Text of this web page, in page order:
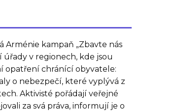
Arménie kampaň „Zbavte nás
úřady v regionech, kde jsou
opatření chránící obyvatele:
o nebezpečí, které vyplývá z
Aktivisté pořádají veřejné
za svá práva, informují je o